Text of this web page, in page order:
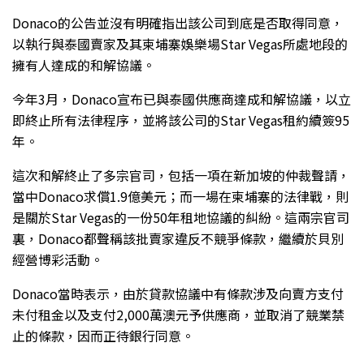
Donaco的公告並沒有明確指出該公司到底是否取得同意，
以執行與泰國賣家及其柬埔寨娛樂場Star Vegas所處地段的
擁有人達成的和解協議。
今年3月，Donaco宣布已與泰國供應商達成和解協議，以立
即終止所有法律程序，並將該公司的Star Vegas租約續簽95
年。
這次和解終止了多宗官司，包括一項在新加坡的仲裁聲請，
當中Donaco求償1.9億美元；而一場在柬埔寨的法律戰，則
是關於Star Vegas的一份50年租地協議的糾紛。這兩宗官司
裏，Donaco都聲稱該批賣家違反不競爭條款，繼續於貝別
經營博彩活動。
Donaco當時表示，由於貸款協議中有條款涉及向賣方支付
未付租金以及支付2,000萬澳元予供應商，並取消了競業禁
止的條款，因而正待銀行同意。